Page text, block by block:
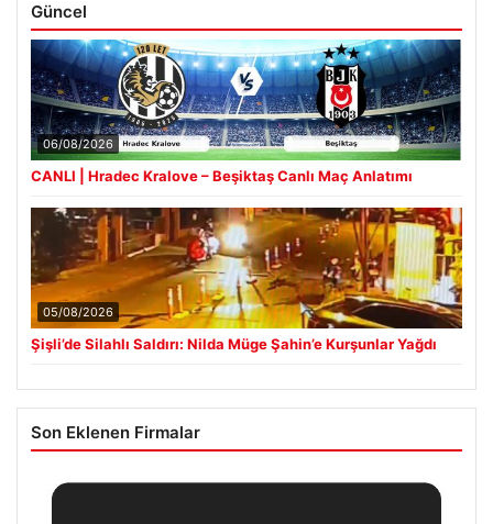
Güncel
06/08/2026
CANLI | Hradec Kralove – Beşiktaş Canlı Maç Anlatımı
05/08/2026
Şişli’de Silahlı Saldırı: Nilda Müge Şahin’e Kurşunlar Yağdı
Son Eklenen Firmalar